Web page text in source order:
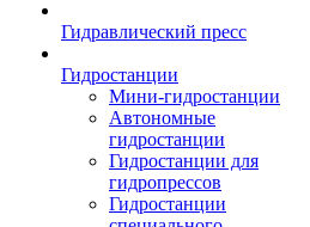
Гидравлический пресс
Гидростанции
Мини-гидростанции
Автономные
гидростанции
Гидростанции для
гидропрессов
Гидростанции